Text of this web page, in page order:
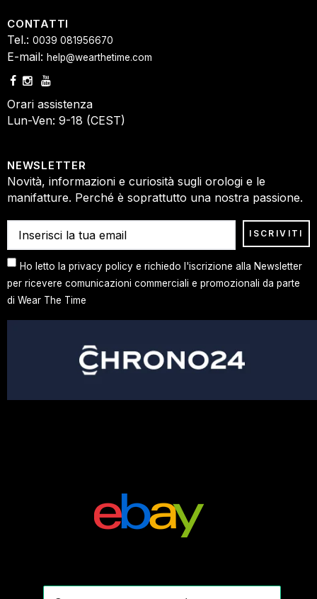
CONTATTI
Tel.: 0039 081956670
E-mail: help@wearthetime.com
Orari assistenza
Lun-Ven: 9-18 (CEST)
NEWSLETTER
Novità, informazioni e curiosità sugli orologi e le
manifatture. Perché è soprattutto una nostra passione.
Ho letto la privacy policy e richiedo l'iscrizione alla Newsletter
per ricevere comunicazioni commerciali e promozionali da parte
di Wear The Time